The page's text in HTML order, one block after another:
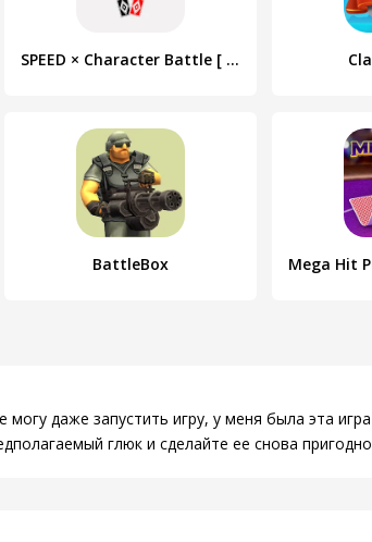
SPEED × Character Battle [ Fre
BattleBox
даже запустить игру, у меня была эта
глюк и сделайте ее снова